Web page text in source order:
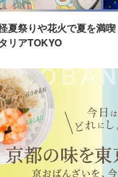
夏祭りや花火で夏を満
リアTOKYO